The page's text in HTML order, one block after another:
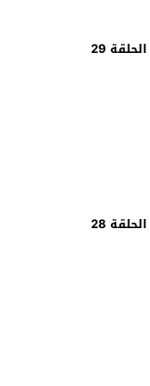
29
28